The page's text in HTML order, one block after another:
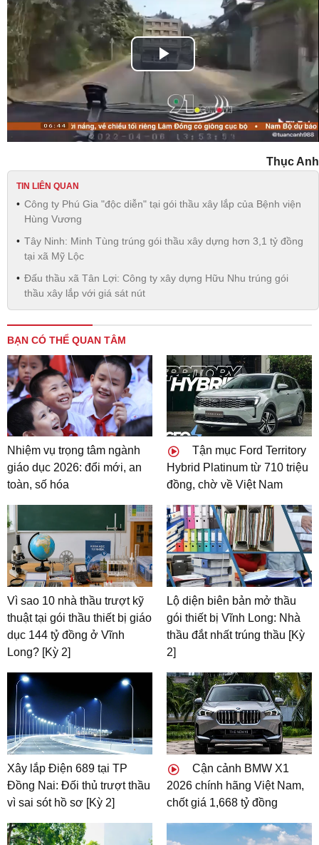
Play
Video
Thục Anh
TIN LIÊN QUAN
Công ty Phú Gia "độc diễn" tại gói thầu xây lắp của Bệnh viện
Hùng Vương
Tây Ninh: Minh Tùng trúng gói thầu xây dựng hơn 3,1 tỷ đồng
tại xã Mỹ Lộc
Đấu thầu xã Tân Lợi: Công ty xây dựng Hữu Nhu trúng gói
thầu xây lắp với giá sát nút
BẠN CÓ THỂ QUAN TÂM
Nhiệm vụ trọng tâm ngành
giáo dục 2026: đổi mới, an
toàn, số hóa
Tận mục Ford Territory
Hybrid Platinum từ 710 triệu
đồng, chờ về Việt Nam
Vì sao 10 nhà thầu trượt kỹ
thuật tại gói thầu thiết bị giáo
dục 144 tỷ đồng ở Vĩnh
Long? [Kỳ 2]
Lộ diện biên bản mở thầu
gói thiết bị Vĩnh Long: Nhà
thầu đắt nhất trúng thầu [Kỳ
2]
Xây lắp Điện 689 tại TP
Đồng Nai: Đối thủ trượt thầu
vì sai sót hồ sơ [Kỳ 2]
Cận cảnh BMW X1
2026 chính hãng Việt Nam,
chốt giá 1,668 tỷ đồng